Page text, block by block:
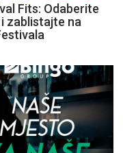
Fits: Odaberite
zablistajte na